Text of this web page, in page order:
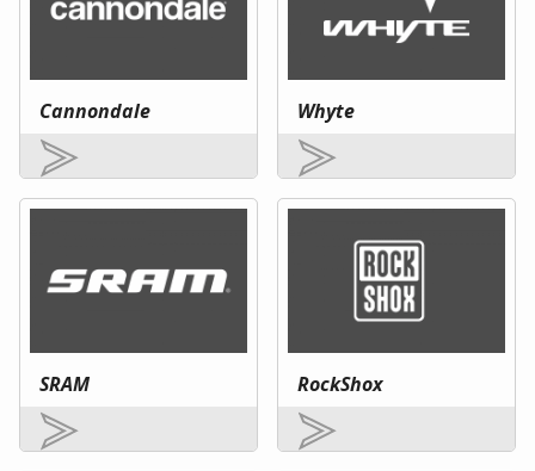
Kapcsolat
Cannondale Whyte
SRAM RockShox